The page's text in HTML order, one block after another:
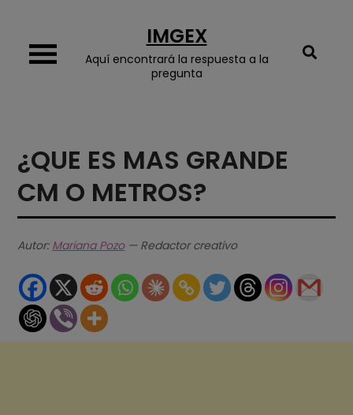
content
IMGEX
Aquí encontrará la respuesta a la
pregunta
¿QUE ES MAS GRANDE
CM O METROS?
Autor: Mariana Pozo— Redactor creativo